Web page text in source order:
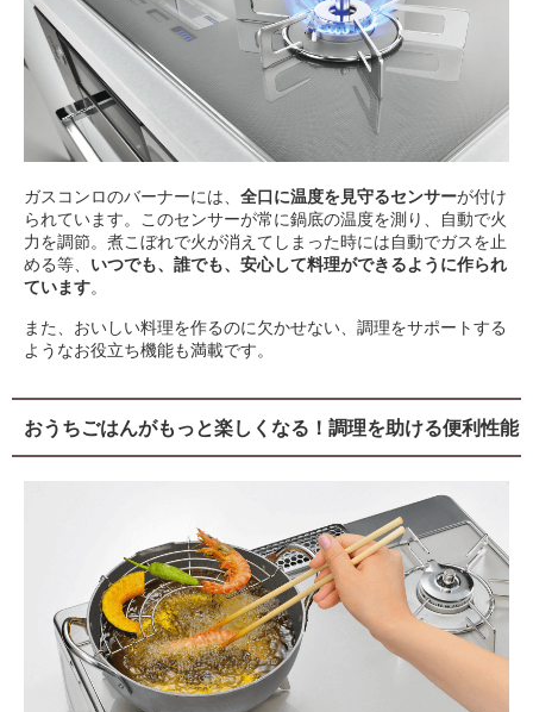
ガスコンロのバーナーには、 全口に温度を見守るセンサーが付け
られています。このセンサーが常に鍋底の温度を測り、自動で火
力を調節。煮こぼれで火が消えてしまった時には自動でガスを止
める等、 いつでも、誰でも、安心して料理ができるように作られ
ています。
また、おいしい料理を作るのに欠かせない、調理をサポートする
ようなお役立ち機能も満載です。
おうちごはんがもっと楽しくなる！調理を助ける便利性能